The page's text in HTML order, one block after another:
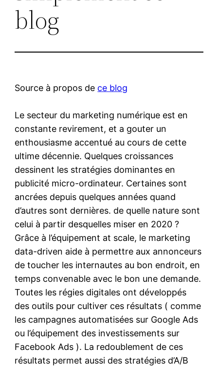
blog
Source à propos de ce blog
Le secteur du marketing numérique est en
constante revirement, et a gouter un
enthousiasme accentué au cours de cette
ultime décennie. Quelques croissances
dessinent les stratégies dominantes en
publicité micro-ordinateur. Certaines sont
ancrées depuis quelques années quand
d’autres sont dernières. de quelle nature sont
celui à partir desquelles miser en 2020 ?
Grâce à l’équipement at scale, le marketing
data-driven aide à permettre aux annonceurs
de toucher les internautes au bon endroit, en
temps convenable avec le bon une demande.
Toutes les régies digitales ont développés
des outils pour cultiver ces résultats ( comme
les campagnes automatisées sur Google Ads
ou l’équipement des investissements sur
Facebook Ads ). La redoublement de ces
résultats permet aussi des stratégies d’A/B